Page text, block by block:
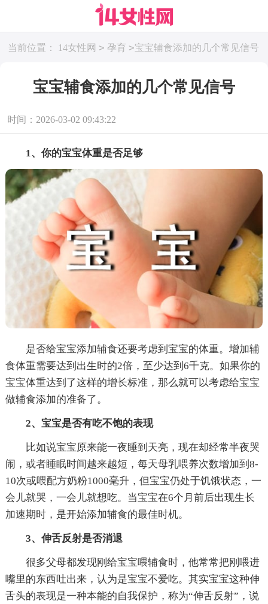
当前位置： 14女性网 > 孕育 >宝宝辅食添加的几个常见信号
宝宝辅食添加的几个常见信号
时间：2026-03-02 09:43:22
1、你的宝宝体重是否足够
是否给宝宝添加辅食还要考虑到宝宝的体重。增加辅
食体重需要达到出生时的2倍，至少达到6千克。如果你的
宝宝体重达到了这样的增长标准，那么就可以考虑给宝宝
做辅食添加的准备了。
2、宝宝是否有吃不饱的表现
比如说宝宝原来能一夜睡到天亮，现在却经常半夜哭
闹，或者睡眠时间越来越短，每天母乳喂养次数增加到8-
10次或喂配方奶粉1000毫升，但宝宝仍处于饥饿状态，一
会儿就哭，一会儿就想吃。当宝宝在6个月前后出现生长
加速期时，是开始添加辅食的最佳时机。
3、伸舌反射是否消退
很多父母都发现刚给宝宝喂辅食时，他常常把刚喂进
嘴里的东西吐出来，认为是宝宝不爱吃。其实宝宝这种伸
舌头的表现是一种本能的自我保护，称为“伸舌反射”，说